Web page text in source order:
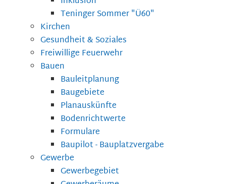
Teninger Sommer "Ü60"
Kirchen
Gesundheit & Soziales
Freiwillige Feuerwehr
Bauen
Bauleitplanung
Baugebiete
Planauskünfte
Bodenrichtwerte
Formulare
Baupilot - Bauplatzvergabe
Gewerbe
Gewerbegebiet